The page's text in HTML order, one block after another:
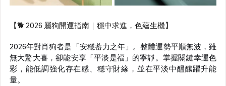
【🐕 2026 屬狗開運指南｜穩中求進，色蘊生機】
2026年對肖狗者是「安穩蓄力之年」。整體運勢平順無波，雖
無大驚大喜，卻能安享「平淡是福」的寧靜。掌握關鍵幸運色
彩，能低調強化存在感、穩守財緣，並在平淡中醞釀躍升能
量。